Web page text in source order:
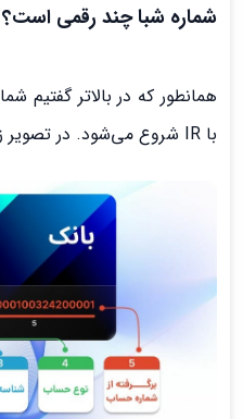
شماره شبا چند رقمی است؟
با IR شروع می‌شود. در تصویر زیر اجزا شماره شبا را ببینید.